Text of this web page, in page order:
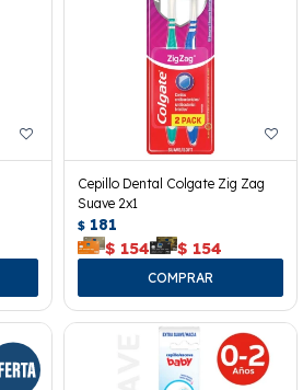
Cepillo Dental Colgate Zig Zag
Suave 2x1
$ 181
$ 154 $ 154